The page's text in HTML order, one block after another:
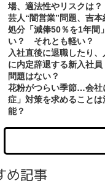
場、適法性やリスクは？
芸人“闇営業”問題、吉
処分「減俸50％を1年間
い？ それとも軽い？
入社直後に退職したり
に内定辞退する新入社
問題はない？
花粉がつらい季節…会社
症」対策を求めることは
能？
め記事